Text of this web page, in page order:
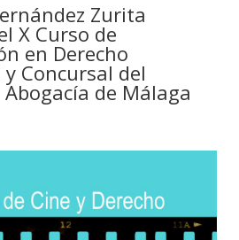
Zurita
X Curso de
en Derecho
Concursal del
de Málaga